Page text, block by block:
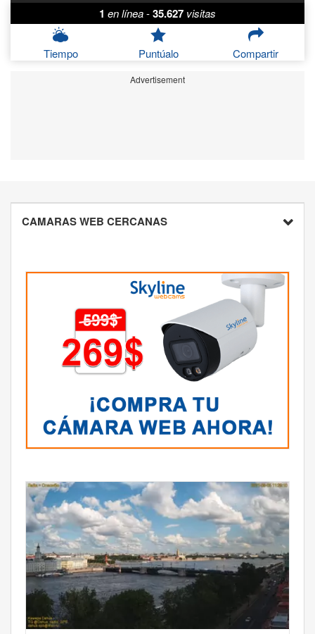
1 en línea-35.627 visitas
Tiempo Puntúalo Compartir
Advertisement
CAMARAS WEB CERCANAS